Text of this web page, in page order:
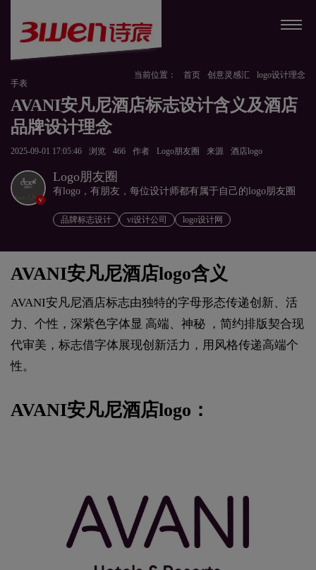
当前位置： 首页 创意灵感汇
logo设计理念
手表
AVANI安凡尼酒店标志设计含义及酒店
品牌设计理念
2025-09-01 17:05:46 浏览 466 作者 Logo朋友圈 来源 酒店logo
v
Logo朋友圈
有logo，有朋友，每位设计师都有属于自己的logo朋友圈
品牌标志设计 vi设计公司 logo设计网
AVANI安凡尼酒店logo含义
AVANI安凡尼酒店标志由独特的字母形态传递创新、活
力、个性，深紫色字体显 高端、神秘 ，简约排版契合现
代审美，标志借字体展现创新活力，用风格传递高端个
性。
AVANI安凡尼酒店logo：